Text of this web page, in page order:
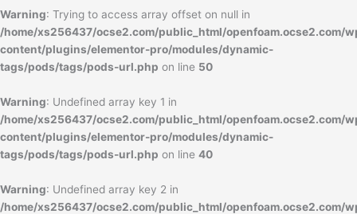
Warning: Trying to access array offset on null in
/home/xs256437/ocse2.com/public_html/openfoam.ocse2.com/
content/plugins/elementor-pro/modules/dynamic-
tags/pods/tags/pods-url.php on line 50
Warning: Undefined array key 1 in
/home/xs256437/ocse2.com/public_html/openfoam.ocse2.com/
content/plugins/elementor-pro/modules/dynamic-
tags/pods/tags/pods-url.php on line 40
Warning: Undefined array key 2 in
/home/xs256437/ocse2.com/public_html/openfoam.ocse2.com/